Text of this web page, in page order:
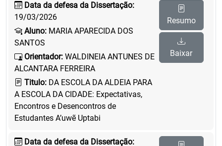
Data da defesa da Dissertação:
19/03/2026
Aluno: MARIA APARECIDA DOS
SANTOS
Orientador: WALDINEIA ANTUNES DE
ALCANTARA FERREIRA
Titulo: DA ESCOLA DA ALDEIA PARA
A ESCOLA DA CIDADE: Expectativas,
Encontros e Desencontros de
Estudantes A’uwẽ Uptabi
Resumo
Baixar
Data da defesa da Dissertação: